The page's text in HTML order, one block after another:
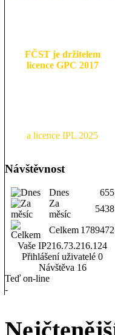
FČST je držitelem
licence GPC 2017
a licence IPL 2025
Návštěvnost
Dnes
655
Za
měsíc
5438
Celkem 1789472
Vaše IP216.73.216.124
Přihlášení uživatelé 0
Návštěva 16
Teď on-line
-